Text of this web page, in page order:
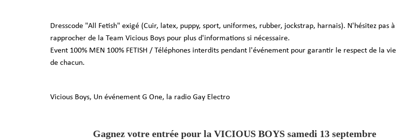
Dresscode "All Fetish" exigé (Cuir, latex, puppy, sport, uniformes, rubber, jockstrap, harnais). N'hésitez pas à
rapprocher de la Team Vicious Boys pour plus d'informations si nécessaire.
Event 100% MEN 100% FETISH / Téléphones interdits pendant l'événement pour garantir le respect de la
de chacun.
Vicious Boys, Un événement G One, la radio Gay Electro
Gagnez votre entrée pour la VICIOUS BOYS samedi 13 septembre